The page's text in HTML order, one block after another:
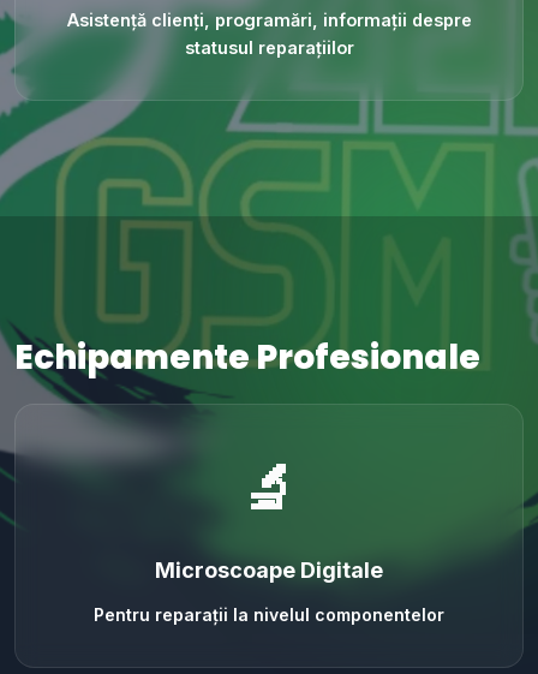
Asistență clienți, programări, informații despre
statusul reparațiilor
Echipamente Profesionale
🔬
Microscoape Digitale
Pentru reparații la nivelul componentelor